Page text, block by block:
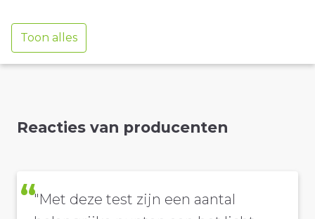
Toon alles
Reacties van producenten
"Met deze test zijn een aantal